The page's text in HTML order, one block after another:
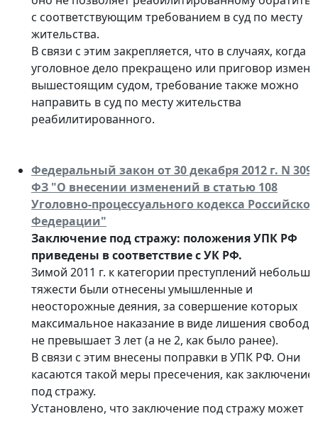
с соответствующим требованием в суд по месту
жительства.
В связи с этим закрепляется, что в случаях, когда
уголовное дело прекращено или приговор
вышестоящим судом, требование также можно
направить в суд по месту жительства
реабилитированного.
Федеральный закон от 30 декабря 2012 г. N 309-
ФЗ "О внесении изменений в статью 108
Уголовно-процессуального кодекса Российской
Федерации"
Заключение под стражу: положения УПК РФ
приведены в соответствие с УК РФ.
Зимой 2011 г. к категории преступлений
тяжести были отнесены умышленные и
неосторожные деяния, за совершение которых
максимальное наказание в виде лишения свободы
не превышает 3 лет (а не 2, как было ранее).
В связи с этим внесены поправки в УПК РФ. Они
касаются такой меры пресечения, как заключение
под стражу.
Установлено, что заключение под стражу может